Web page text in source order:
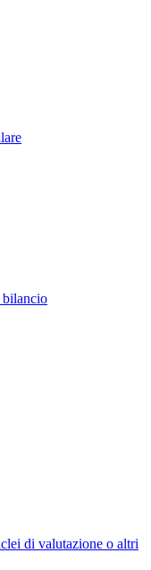
bilancio
di valutazione o altri